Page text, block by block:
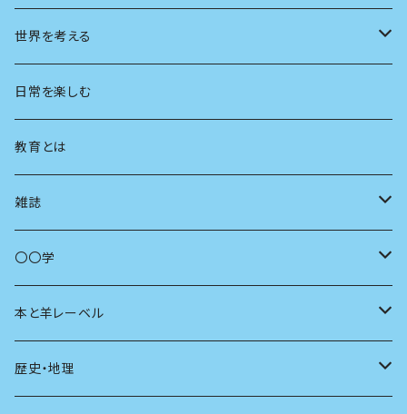
都市
地方
まちづくり
コミュニティ
商いとは
世界を考える
思想
日常を楽しむ
教育とは
雑誌
母の友
ユリイカ
現代思想
〇〇学
動物
自然
本と羊レーベル
電子版（EPub）
歴史・地理